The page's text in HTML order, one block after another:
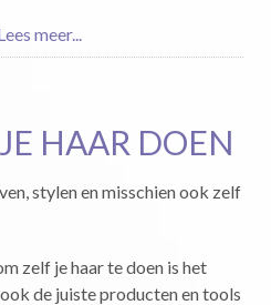
meer...
HAAR DOEN
stylen en misschien ook zelf
zelf je haar te doen is het
de juiste producten en tools